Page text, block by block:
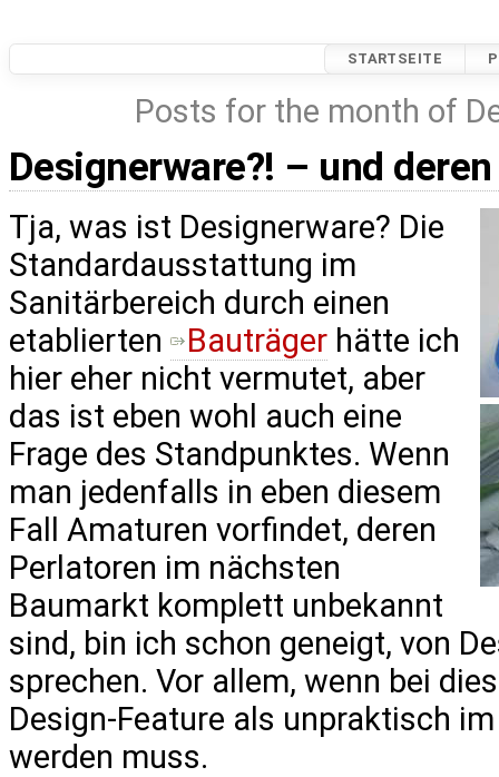
STARTSEITE
Posts for the month of
Designerware?! – und
Tja, was ist Designerware? Die
Standardausstattung im
Sanitärbereich durch einen
etablierten
Bauträger hätte ich
hier eher nicht vermutet, aber
das ist eben wohl auch eine
Frage des Standpunktes. Wenn
man jedenfalls in eben diesem
Fall Amaturen vorfindet, deren
Perlatoren im nächsten
Baumarkt komplett unbekannt
sind, bin ich schon geneigt, von
sprechen. Vor allem, wenn bei
Design-Feature als unpraktisch
werden muss.